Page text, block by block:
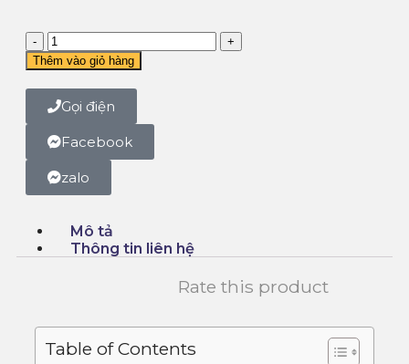
Thêm vào giỏ hàng
Gọi điện
Facebook
zalo
Mô tả
Thông tin liên hệ
Rate this product
Table of Contents